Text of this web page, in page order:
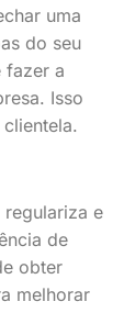
uma
do seu
fazer a
Isso
e
de
obter
melhorar